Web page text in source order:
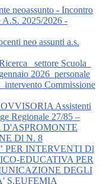
neoassunto - Incontro
A.S. 2025/2026 -
neo assunti a.s.
settore Scuola_
2026_personale
Commissione
Assistenti
Regionale 27/85 –
Dl N. 8
PER INTERVENTI Dl
EDUCATIVA PER
DEGLI
S.EUFEMIA